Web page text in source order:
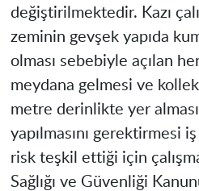
değiştirilmektedir. Kazı
zeminin gevşek yapıda
olması sebebiyle açılan
meydana gelmesi ve
metre derinlikte yer
yapılmasını gerektirmesi
risk teşkil ettiği için
Sağlığı ve Güvenliği